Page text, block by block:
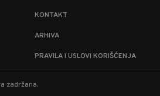
KONTAKT
ARHIVA
PRAVILA I USLOVI KORIŠĆENJA
zadržana.